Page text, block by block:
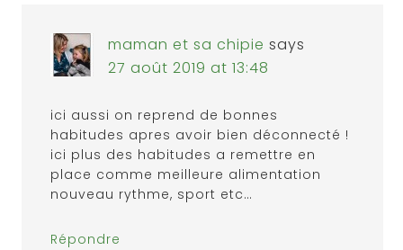
maman et sa chipie says
27 août 2019 at 13:48
ici aussi on reprend de bonnes
habitudes apres avoir bien déconnecté !
ici plus des habitudes a remettre en
place comme meilleure alimentation
nouveau rythme, sport etc…
Répondre